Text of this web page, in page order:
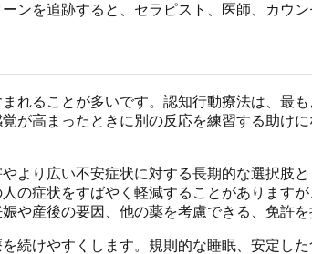
ンを追跡すると、セラピスト、医師、カウ
れることが多いです。認知行動療法は、最
が高まったときに別の反応を練習する助け
り広い不安症状に対する長期的な選択肢と
の症状をすばやく軽減することがあります
産後の要因、他の薬を考慮できる、免許を
続けやすくします。規則的な睡眠、安定し